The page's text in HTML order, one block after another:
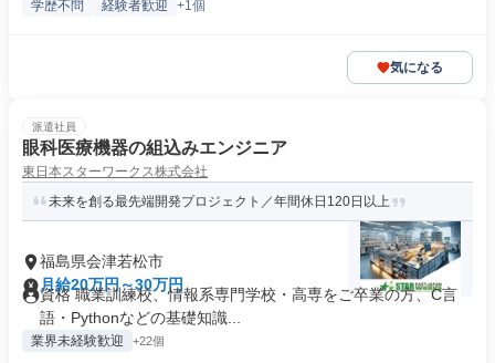
学歴不問 経験者歓迎 +1個
気になる
派遣社員
眼科医療機器の組込みエンジニア
東日本スターワークス株式会社
未来を創る最先端開発プロジェクト／年間休日120日以上
福島県会津若松市
月給20万円～30万円
資格 職業訓練校、情報系専門学校・高専をご卒業の方、C言
語・Pythonなどの基礎知識...
業界未経験歓迎 +22個